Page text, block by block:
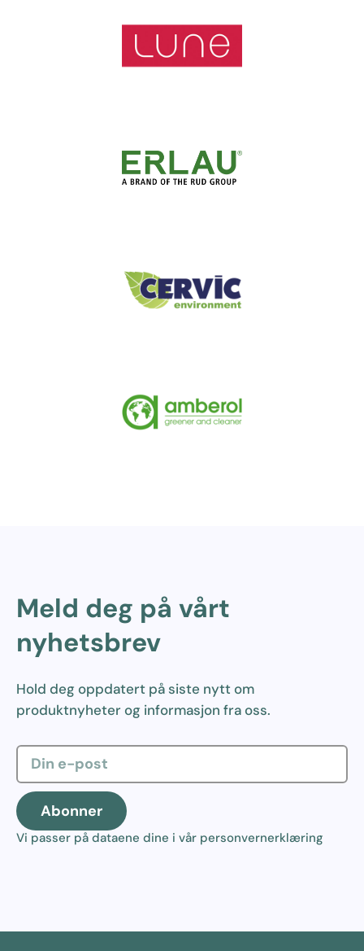
Meld deg på vårt
nyhetsbrev
Hold deg oppdatert på siste nytt om
produktnyheter og informasjon fra oss.
Abonner
Vi passer på dataene dine i vår personvernerklæring